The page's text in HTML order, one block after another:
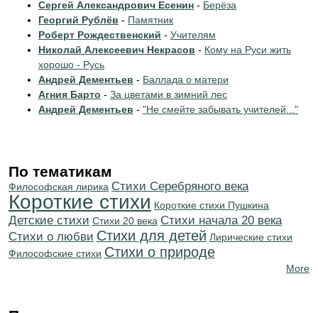
Сергей Александрович Есенин - Берёза
Георгий Рублёв - Памятник
Роберт Рождественский - Учителям
Николай Алексеевич Некрасов - Кому на Руси жить
хорошо - Русь
Андрей Дементьев - Баллада о матери
Агния Барто - За цветами в зимний лес
Андрей Дементьев - "Не смейте забывать учителей..."
По тематикам
Философская лирика Cтихи Серебряного века
Короткие стихи Короткие стихи Пушкина
Детские стихи Стихи 20 века Cтихи начала 20 века
Стихи о любви Стихи для детей Лирические стихи
Философские стихи Стихи о природе
More